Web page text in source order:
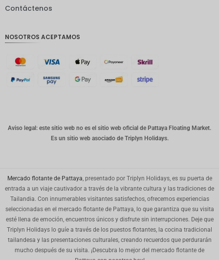
franco
no
Nuevo
Chino
Mundial
del Golfo
Mir
PHP
Contáctenos
NOSOTROS ACEPTAMOS
Aviso legal: este sitio web no es el sitio web oficial de Pattaya Floating Market.
Es un sitio web asociado de Triplyn Holidays.
Mercado flotante de Pattaya, presentado por Triplyn Holidays, es su puerta de
entrada a un viaje cautivador a través de la vibrante cultura y las tradiciones de
Tailandia. Con innumerables visitantes satisfechos, ofrecemos experiencias
seleccionadas en el mercado flotante de Pattaya, lo que garantiza que su visita
esté llena de emoción, encuentros únicos y disfrute sin interrupciones. Deje que
Triplyn Holidays lo guíe a través de los puestos flotantes, la cocina tradicional
tailandesa y las presentaciones culturales, creando recuerdos que perdurarán
mucho después de su visita. ¡Descubra lo mejor del mercado flotante de